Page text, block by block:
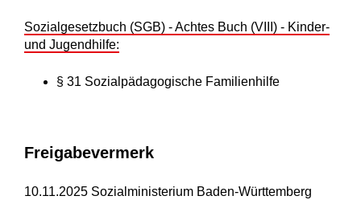
Sozialgesetzbuch (SGB) - Achtes Buch (VIII) - Kinder-
und Jugendhilfe:
§ 31 Sozialpädagogische Familienhilfe
Freigabevermerk
10.11.2025 Sozialministerium Baden-Württemberg